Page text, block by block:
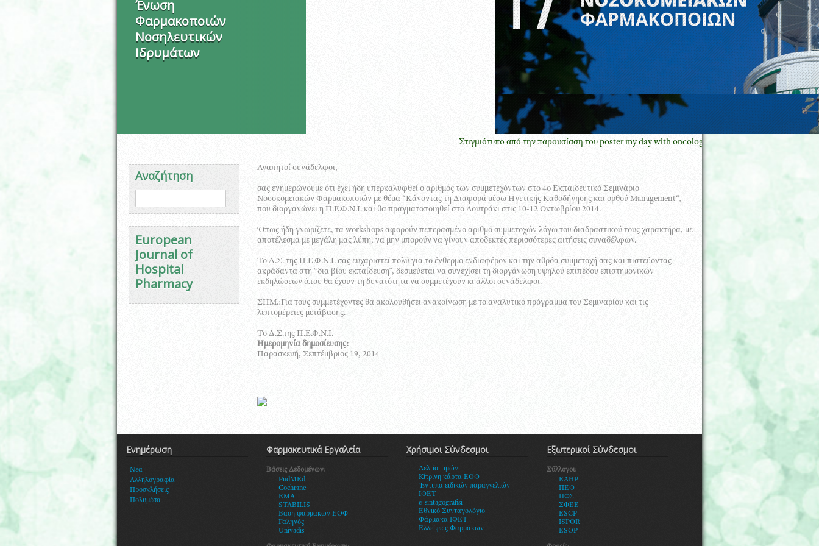
Ένωση
Φαρμακοποιών
Νοσηλευτικών
Ιδρυμάτων
Στιγμιότυπο από την παρουσίαση του poster my day with oncology pharmacy GREECE με τον Πρόεδρο
Αναζήτηση
Φόρμα αναζήτησης
European
Journal of
Hospital
Pharmacy
Αγαπητοί συνάδελφοι,
σας ενημερώνουμε ότι έχει ήδη υπερκαλυφθεί ο αριθμός των συμμετεχόντων στο 4o Εκπαιδευτικό Σεμινάριο
Νοσοκομειακών Φαρμακοποιών με θέμα “Κάνοντας τη Διαφορά μέσω Ηγετικής Καθοδήγησης και ορθού Management“,
που διοργανώνει η Π.Ε.Φ.Ν.Ι. και θα πραγματοποιηθεί στο Λουτράκι στις 10-12 Οκτωβρίου 2014.
Όπως ήδη γνωρίζετε, τα workshops αφορούν πεπερασμένο αριθμό συμμετοχών λόγω του διαδραστικού τους χαρακτήρα, με
αποτέλεσμα με μεγάλη μας λύπη, να μην μπορούν να γίνουν αποδεκτές περισσότερες αιτήσεις συναδέλφων.
Το Δ.Σ. της Π.Ε.Φ.Ν.Ι. σας ευχαριστεί πολύ για το ένθερμο ενδιαφέρον και την αθρόα συμμετοχή σας και πιστεύοντας
ακράδαντα στη “δια βίου εκπαίδευση”, δεσμεύεται να συνεχίσει τη διοργάνωση υψηλού επιπέδου επιστημονικών
εκδηλώσεων όπου θα έχουν τη δυνατότητα να συμμετέχουν κι άλλοι συνάδελφοι.
ΣΗΜ.:Για τους συμμετέχοντες θα ακολουθήσει ανακοίνωση με το αναλυτικό πρόγραμμα του Σεμιναρίου και τις
λεπτομέρειες μετάβασης.
Το Δ.Σ.της Π.Ε.Φ.Ν.Ι.
Ημερομηνία δημοσίευσης:
Παρασκευή, Σεπτέμβριος 19, 2014
Ενημέρωση
Νεα
Αλληλογραφία
Προσκλήσεις
Πολυμέσα
Φαρμακευτικά Εργαλεία
Βάσεις Δεδομένων:
PudMEd
Cochrane
EMA
STABILIS
Βαση φαρμακων ΕΟΦ
Γαληνός
Univadis
Χρήσιμοι Σύνδεσμοι
Δελτία τιμών
Κίτρινη κάρτα ΕΟΦ
Έντυπα ειδικών παραγγελιών
ΙΦΕΤ
e-sintagografisi
Εθνικό Συνταγολόγιο
Φάρμακα ΙΦΕΤ
Ελλείψεις Φαρμάκων
Εξωτερικοί Σύνδεσμοι
Σύλλογοι:
EAHP
ΠΕΦ
ΠΦΣ
ΣΦΕΕ
ESCP
ISPOR
ESOP